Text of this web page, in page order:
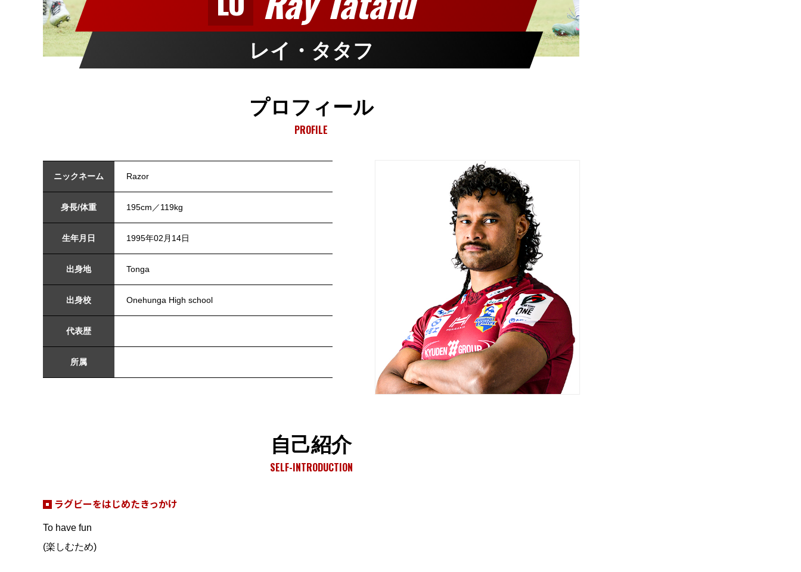
レイ・タタフ
プロフィール
PROFILE
ニックネーム Razor
身長/体重 195cm／119kg
生年月日 1995年02月14日
出身地 Tonga
出身校 Onehunga High school
代表歴
所属
自己紹介
SELF-INTRODUCTION
ラグビーをはじめたきっかけ
To have fun
(楽しむため)